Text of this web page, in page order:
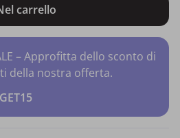
carrello
– Approfitta dello sconto di
della nostra offerta.
GET15